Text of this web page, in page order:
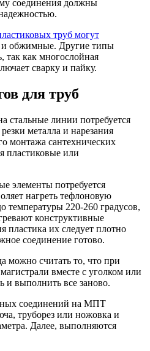
соединения должны
труб могут
и обжимные. Другие типы
так как многослойная
сварку и пайку.
для труб
стальные линии потребуется
металла и нарезания
монтажа сантехнических
пластиковые или
элементы потребуется
нагреть тефлоновую
температуры 220-260 градусов,
конструктивные
пластика их следует плотно
соединение готово.
можно считать то, что при
вместе с уголком или
и выполнить все заново.
соединений на МПТ
труборез или ножовка и
Далее, выполняются